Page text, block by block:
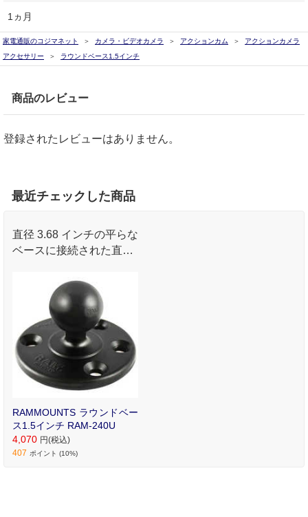
1ヵ月
家電通販のコジマネット カメラ・ビデオカメラ アクションカム
アクションカメラ
アクセサリー
ラウンドベース1.5インチ
商品のレビュー
登録されたレビューはありません。
最近チェックした商品
直径 3.68 インチの平らな
ベースに接続された直径
RAMMOUNTS ラウンドベー
ス1.5インチ RAM-240U
4,070 円(税込)
407 ポイント (10%)